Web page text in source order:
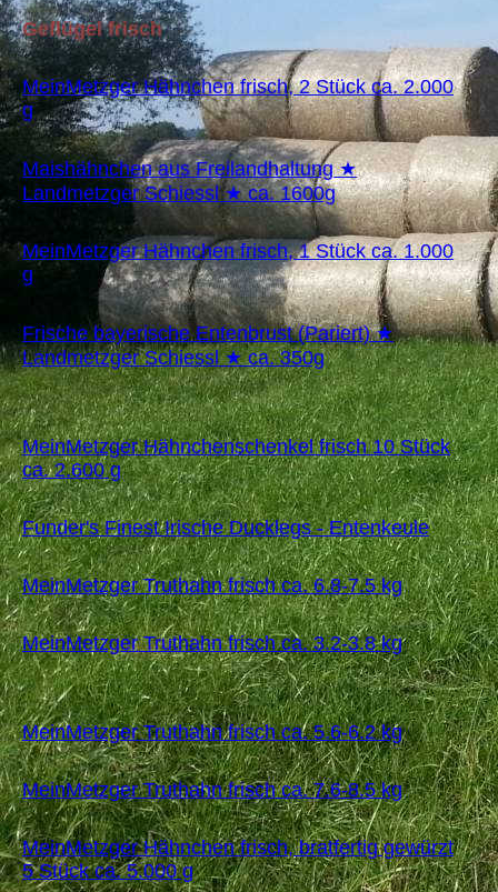
Geflügel frisch
MeinMetzger Hähnchen frisch, 2 Stück ca. 2.000
g
Maishähnchen aus Freilandhaltung ★
Landmetzger Schiessl ★ ca. 1600g
MeinMetzger Hähnchen frisch, 1 Stück ca. 1.000
g
Frische bayerische Entenbrust (Pariert) ★
Landmetzger Schiessl ★ ca. 350g
MeinMetzger Hähnchenschenkel frisch 10 Stück
ca. 2.600 g
Funder's Finest Irische Ducklegs - Entenkeule
MeinMetzger Truthahn frisch ca. 6.8-7.5 kg
MeinMetzger Truthahn frisch ca. 3.2-3.8 kg
MeinMetzger Truthahn frisch ca. 5.6-6.2 kg
MeinMetzger Truthahn frisch ca. 7.6-8.5 kg
MeinMetzger Hähnchen frisch, bratfertig gewürzt
5 Stück ca. 5.000 g